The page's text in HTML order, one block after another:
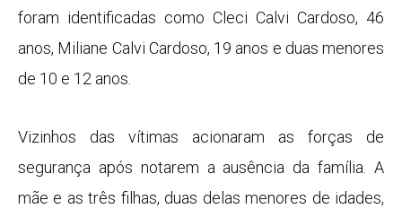
foram identificadas como Cleci Calvi Cardoso, 46
anos, Miliane Calvi Cardoso, 19 anos e duas menores
de 10 e 12 anos.
Vizinhos das vítimas acionaram as forças de
segurança após notarem a ausência da família. A
mãe e as três filhas, duas delas menores de idades,